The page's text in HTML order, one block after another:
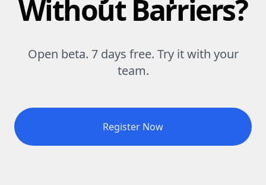
Without Barriers?
Open beta. 7 days free. Try it with your
team.
Register Now